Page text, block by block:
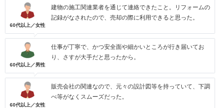
60代以上／女性
建物の施工関連業者を通じて連絡できたこと。リフォームの
記録がなされたので、売却の際に利用できると思った。
60代以上／男性
仕事が丁寧で、かつ安全面や細かいところが行き届いてお
り、さすが大手だと思ったから。
60代以上／女性
販売会社の関連なので、元々の設計図等を持っていて、下調
べ等がなくスムーズだった。